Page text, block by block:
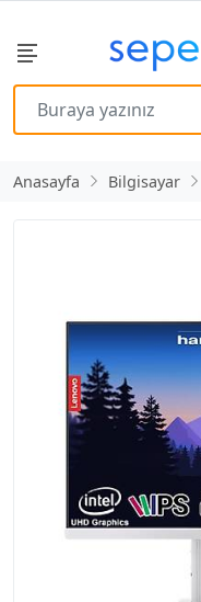
Anasayfa Bilgisayar